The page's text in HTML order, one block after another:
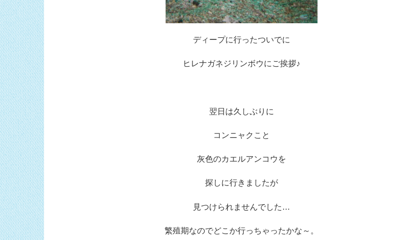
ディープに行ったついでに
ヒレナガネジリンボウにご挨拶♪
翌日は久しぶりに
コンニャクこと
灰色のカエルアンコウを
探しに行きましたが
見つけられませんでした…
繁殖期なのでどこか行っちゃったかな～。